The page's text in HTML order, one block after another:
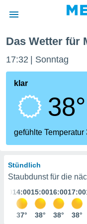
wurde
dass
sind.
diese
Das Wetter für
17:32 Sonntag
klar
38°
gefühlte Temperatur
Stündlich
Staubdunst für die
14:00
37°
15:00
38°
16:00
38°
17:00
38°